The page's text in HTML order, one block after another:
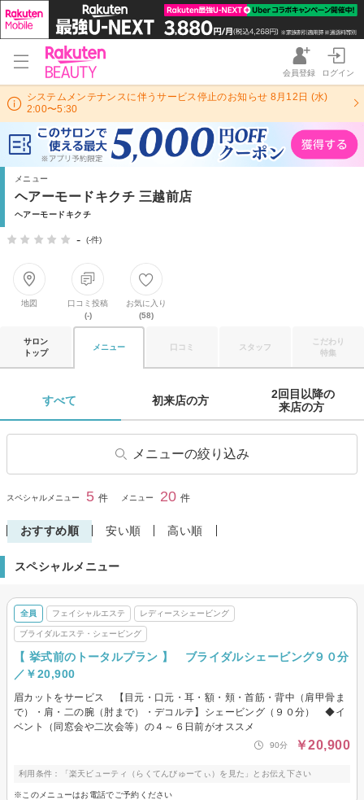
会員登録 ログイン
システムメンテナンスに伴うサービス停止のお知らせ 8月12日 (水)
2:00〜5:30
メニュー
ヘアーモードキクチ 三越前店
ヘアーモードキクチ
- (-件)
地図
口コミ投稿
(-)
お気に入り
(58)
サロン
トップ
メニュー 口コミ スタッフ
こだわり
特集
すべて 初来店の方
2回目以降の
来店の方
メニューの絞り込み
フェイシャルエステ
ブライダルエステ・シェービ
閉じる
スペシャルメニュー 5 件 メニュー 20 件
おすすめ順 安い順 高い順
スペシャルメニュー
全員 フェイシャルエステ レディースシェービング
ブライダルエステ・シェービング
【 挙式前のトータルプラン 】 ブライダルシェービング９０分
／￥20,900
眉カットをサービス 【目元・口元・耳・額・頬・首筋・背中（肩甲骨ま
で）・肩・二の腕（肘まで）・デコルテ】シェービング（９０分） ◆イ
ベント（同窓会や二次会等）の４～６日前がオススメ
90分 ￥20,900
利用条件：「楽天ビューティ（らくてんびゅーてぃ）を見た」とお伝え下さい
※このメニューはお電話でご予約ください